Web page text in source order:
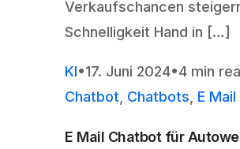
Verkaufschancen
Schnelligkeit Hand in […]
KI 17. Juni 2024 4 min
Chatbot, Chatbots, E
E Mail Chatbot für